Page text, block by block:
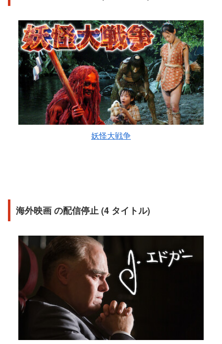
妖怪大戦争
海外映画 の配信停止 (4 タイトル)